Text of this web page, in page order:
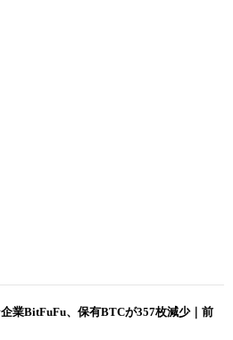
を選択
、自動で割り当てられる秘密のバック
業BitFuFu、保有BTCが357枚減少｜前